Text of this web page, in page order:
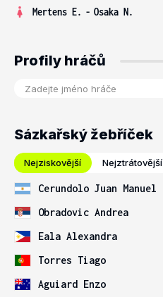
Mertens E. - Osaka N.
Profily hráčů
Sázkařský žebříček
Nejziskovější Nejztrátovější
Cerundolo Juan Manuel
Obradovic Andrea
Eala Alexandra
Torres Tiago
Aguiard Enzo